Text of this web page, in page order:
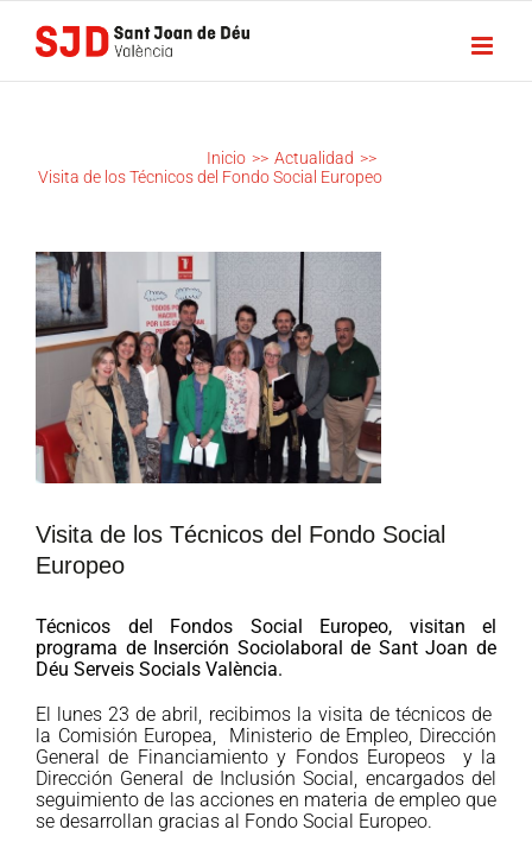
Saltar
contenido
Inicio >> Actualidad >>
Visita de los Técnicos del Fondo Social Europeo
Visita de los Técnicos del Fondo Social
Europeo
Técnicos del Fondos Social Europeo, visitan el
programa de Inserción Sociolaboral de Sant Joan de
Déu Serveis Socials València.
El lunes 23 de abril, recibimos la visita de técnicos de
la Comisión Europea, Ministerio de Empleo, Dirección
General de Financiamiento y Fondos Europeos y la
Dirección General de Inclusión Social, encargados del
seguimiento de las acciones en materia de empleo que
se desarrollan gracias al Fondo Social Europeo.